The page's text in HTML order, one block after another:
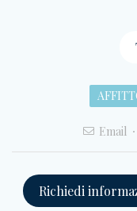
Email
Richiedi